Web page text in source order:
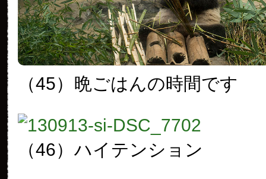
（45） 晩ごはんの時間です
（46） ハイテンション